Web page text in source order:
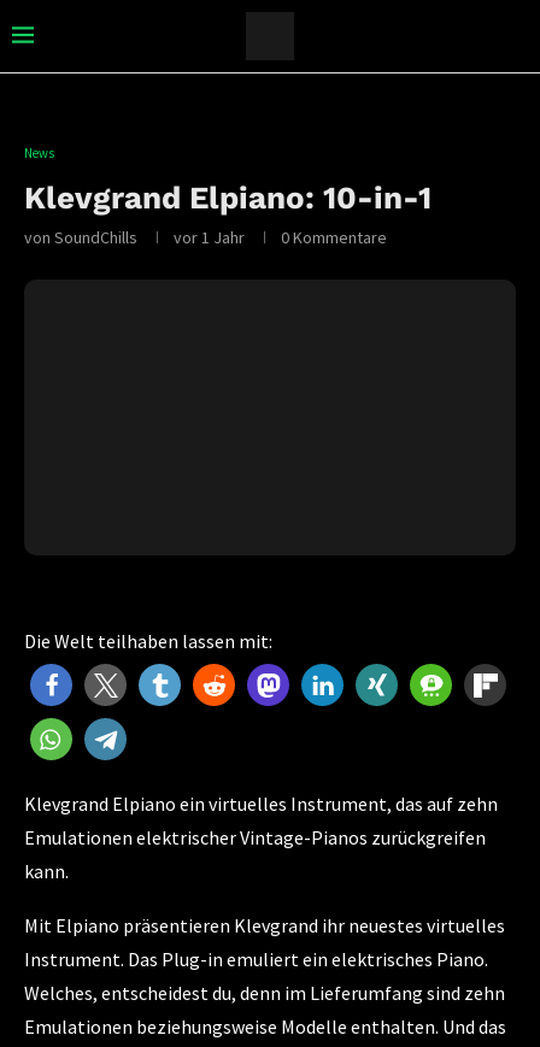
News
Klevgrand Elpiano: 10-in-1
von SoundChills vor 1 Jahr 0 Kommentare
Die Welt teilhaben lassen mit:
Klevgrand Elpiano ein virtuelles Instrument, das auf zehn
Emulationen elektrischer Vintage-Pianos zurückgreifen
kann.
Mit Elpiano präsentieren Klevgrand ihr neuestes virtuelles
Instrument. Das Plug-in emuliert ein elektrisches Piano.
Welches, entscheidest du, denn im Lieferumfang sind zehn
Emulationen beziehungsweise Modelle enthalten. Und das